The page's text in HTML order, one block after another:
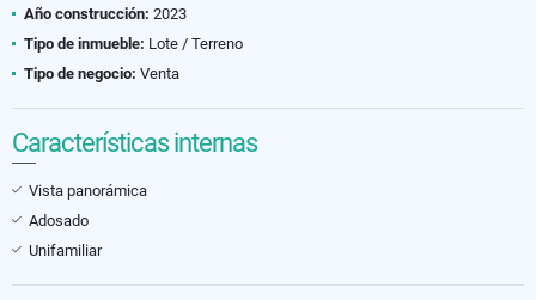
Año construcción: 2023
Tipo de inmueble: Lote / Terreno
Tipo de negocio: Venta
Características internas
Vista panorámica
Adosado
Unifamiliar